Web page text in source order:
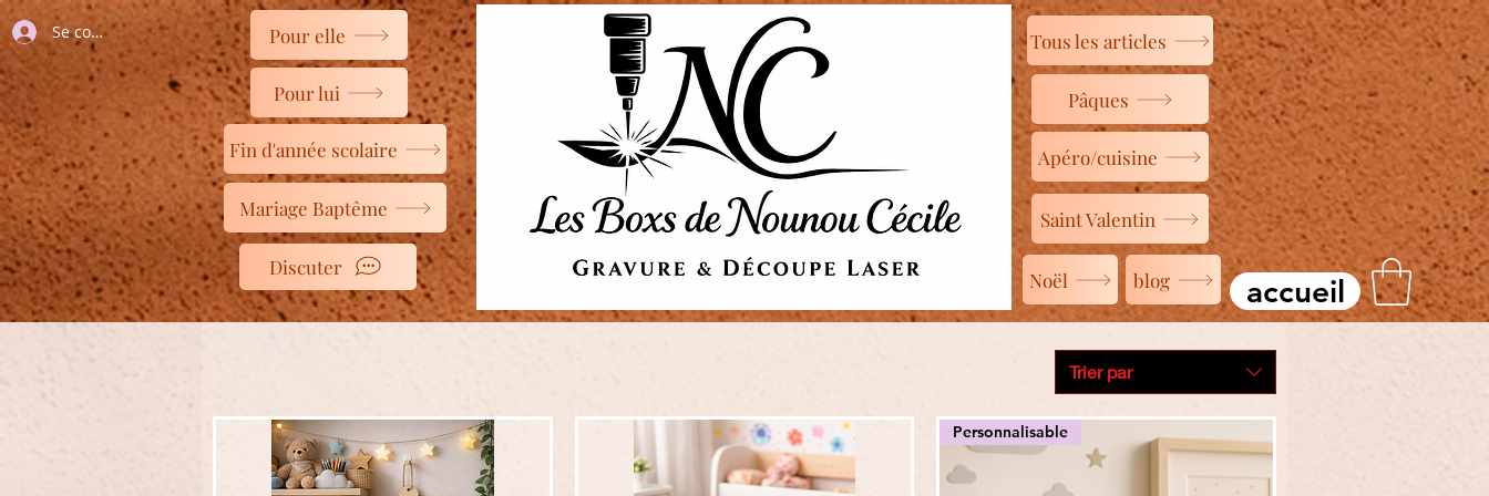
Se connecter Pour elle
Pour lui
Fin d'année scolaire
Mariage Baptême
Discuter
Tous les articles
Pâques
Apéro/cuisine
Saint Valentin
Noël blog accueil
Trier par
Personnalisable